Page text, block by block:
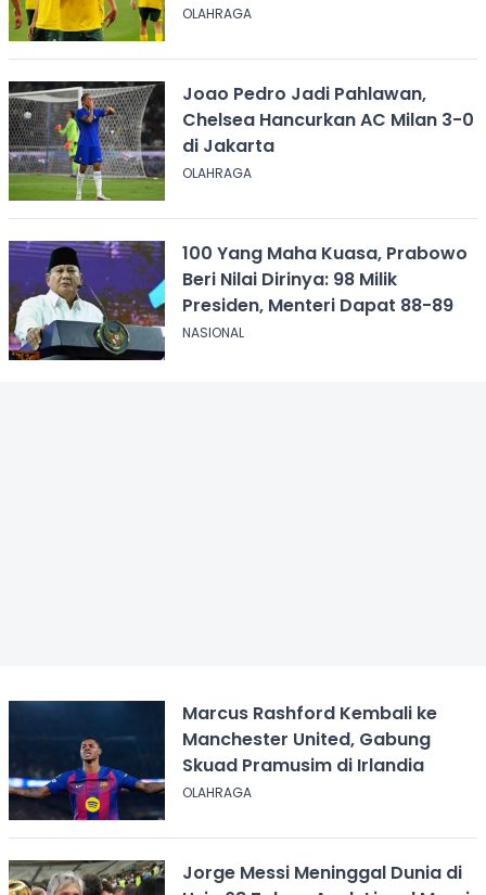
OLAHRAGA
Joao Pedro Jadi Pahlawan,
Chelsea Hancurkan AC Milan 3-0
di Jakarta
OLAHRAGA
100 Yang Maha Kuasa, Prabowo
Beri Nilai Dirinya: 98 Milik
Presiden, Menteri Dapat 88-89
NASIONAL
Marcus Rashford Kembali ke
Manchester United, Gabung
Skuad Pramusim di Irlandia
OLAHRAGA
Jorge Messi Meninggal Dunia di